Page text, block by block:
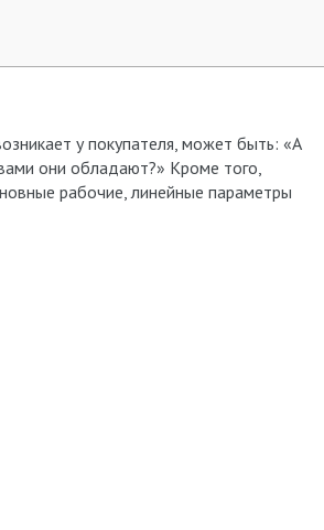
у покупателя, может быть: «А
они обладают?» Кроме того,
рабочие, линейные параметры